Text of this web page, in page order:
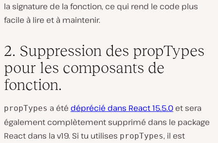
la signature de la fonction, ce qui rend le code plus
facile à lire et à maintenir.
2. Suppression des propTypes
pour les composants de
fonction.
propTypes a été déprécié dans React 15.5.0 et sera
également complètement supprimé dans le package
React dans la v19. Si tu utilises propTypes, il est